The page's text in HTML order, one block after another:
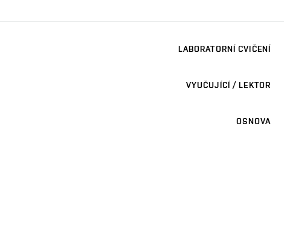
LABORATORNÍ CVIČENÍ
VYUČUJÍCÍ / LEKTOR
OSNOVA